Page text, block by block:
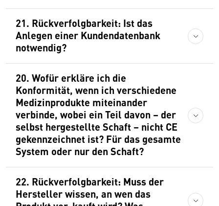
21. Rückverfolgbarkeit: Ist das
Anlegen einer Kundendatenbank
notwendig?
20. Wofür erkläre ich die
Konformität, wenn ich verschiedene
Medizinprodukte miteinander
verbinde, wobei ein Teil davon – der
selbst hergestellte Schaft – nicht CE
gekennzeichnet ist? Für das gesamte
System oder nur den Schaft?
22. Rückverfolgbarkeit: Muss der
Hersteller wissen, an wen das